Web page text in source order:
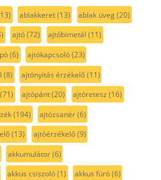
ablakkeret(13) ablak üveg(20)
ajtó(72) ajtóbimetál (11)
(6) ajtókapcsoló(23)
(8) ajtónyitás érzékelő(11)
(71) ajtópánt(20) ajtóretesz (16)
(194) ajtózsanér(6)
(13) ajtóérzékelő(9)
akkumulátor(6)
akkus csiszoló(1) akkus fúró(6)